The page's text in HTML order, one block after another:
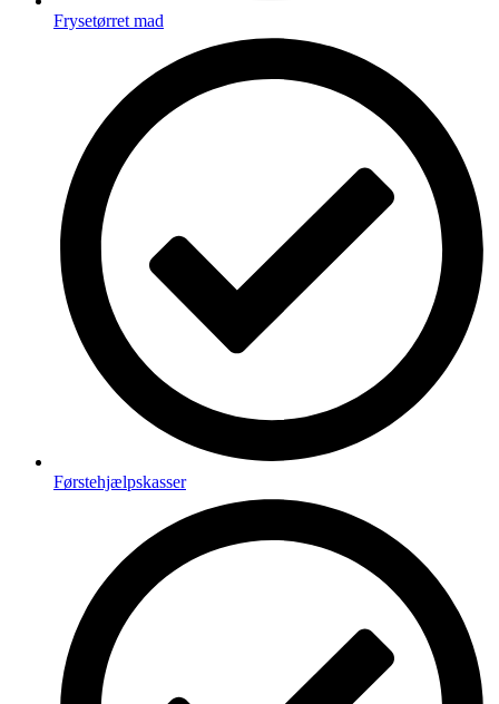
Frysetørret mad
Førstehjælpskasser